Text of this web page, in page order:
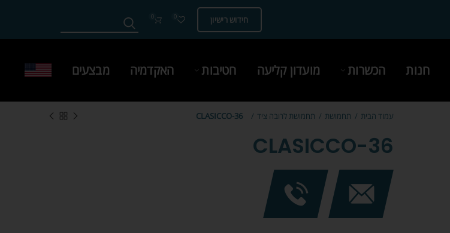
חידוש רישיון 0
0
חנות הכשרות מועדון קליעה חטיבות האקדמיה מבצעים
עמוד הבית
תחמושת תחמושת לרובה ציד CLASICCO-36
CLASICCO-36